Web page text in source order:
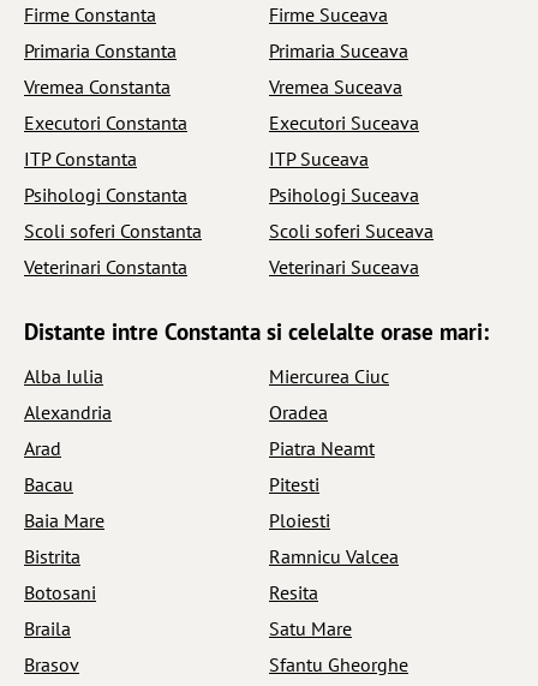
Firme Constanta
Primaria Constanta
Vremea Constanta
Executori Constanta
ITP Constanta
Psihologi Constanta
Scoli soferi Constanta
Veterinari Constanta
Firme Suceava
Primaria Suceava
Vremea Suceava
Executori Suceava
ITP Suceava
Psihologi Suceava
Scoli soferi Suceava
Veterinari Suceava
Distante intre Constanta si celelalte orase mari:
Alba Iulia
Alexandria
Arad
Bacau
Baia Mare
Bistrita
Botosani
Braila
Brasov
Miercurea Ciuc
Oradea
Piatra Neamt
Pitesti
Ploiesti
Ramnicu Valcea
Resita
Satu Mare
Sfantu Gheorghe